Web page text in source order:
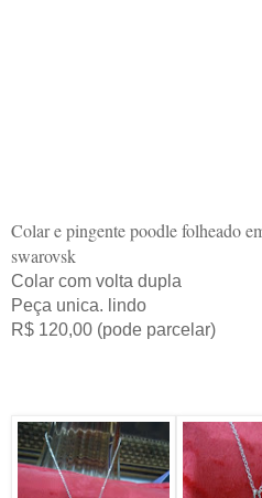
Colar e pingente poodle folheado
swarovsk
Colar com volta dupla
Peça unica. lindo
R$ 120,00 (pode parcelar)